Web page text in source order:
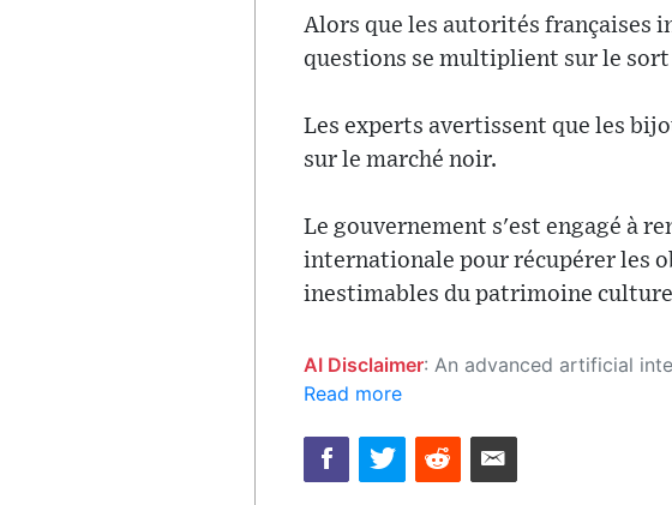
Alors que les autorités françaises
questions se multiplient sur le sort
Les experts avertissent que les
sur le marché noir.
Le gouvernement s'est engagé à
internationale pour récupérer les
inestimables du patrimoine
AI Disclaimer: An advanced artificial intelligence (AI) system generated the content of this page on its own. This innovative technology conducts extensive research from a variety of reliable
Read more